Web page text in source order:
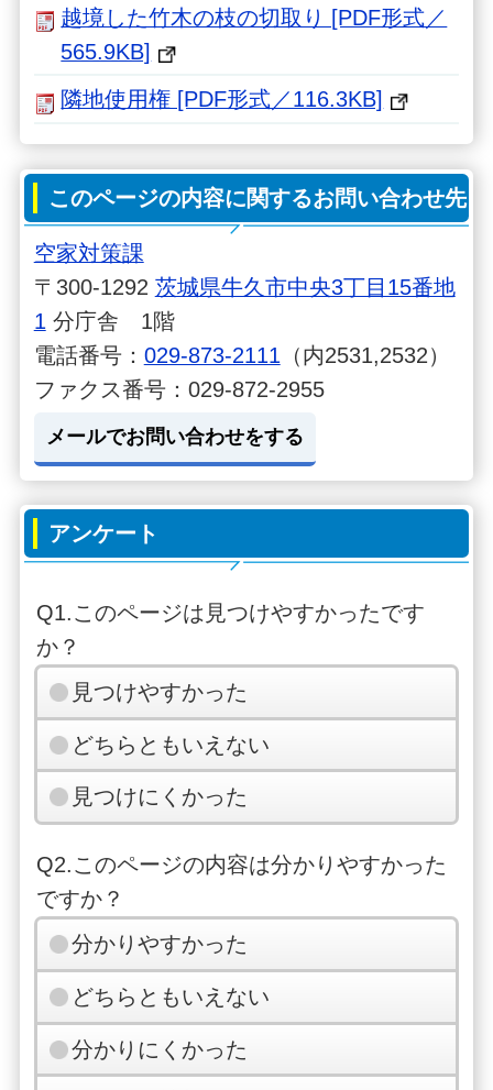
越境した⽵⽊の枝の切取り [PDF形式／
565.9KB]
隣地使用権 [PDF形式／116.3KB]
このページの内容に関するお問い合わせ先
空家対策課
〒300-1292 茨城県牛久市中央3丁目15番地
1 分庁舎 1階
電話番号： 029-873-2111 （内2531,2532）
ファクス番号：029-872-2955
メールでお問い合わせをする
アンケート
Q1.このページは見つけやすかったです
か？
見つけやすかった
どちらともいえない
見つけにくかった
Q2.このページの内容は分かりやすかった
ですか？
分かりやすかった
どちらともいえない
分かりにくかった